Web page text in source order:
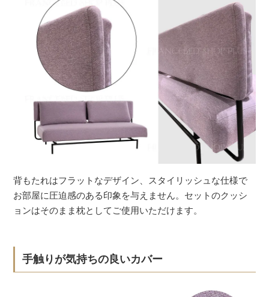
背もたれはフラットなデザイン、スタイリッシュな仕様で
お部屋に圧迫感のある印象を与えません。セットのクッシ
ョンはそのまま枕としてご使用いただけます。
手触りが気持ちの良いカバー